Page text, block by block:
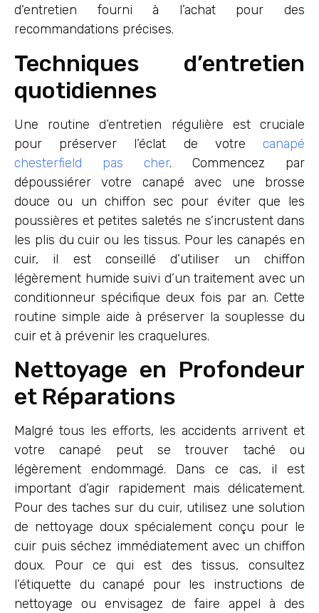
d’entretien fourni à l’achat pour des
recommandations précises.
Techniques d’entretien
quotidiennes
Une routine d’entretien régulière est cruciale
pour préserver l’éclat de votre canapé
chesterfield pas cher. Commencez par
dépoussiérer votre canapé avec une brosse
douce ou un chiffon sec pour éviter que les
poussières et petites saletés ne s’incrustent dans
les plis du cuir ou les tissus. Pour les canapés en
cuir, il est conseillé d’utiliser un chiffon
légèrement humide suivi d’un traitement avec un
conditionneur spécifique deux fois par an. Cette
routine simple aide à préserver la souplesse du
cuir et à prévenir les craquelures.
Nettoyage en Profondeur
et Réparations
Malgré tous les efforts, les accidents arrivent et
votre canapé peut se trouver taché ou
légèrement endommagé. Dans ce cas, il est
important d’agir rapidement mais délicatement.
Pour des taches sur du cuir, utilisez une solution
de nettoyage doux spécialement conçu pour le
cuir puis séchez immédiatement avec un chiffon
doux. Pour ce qui est des tissus, consultez
l’étiquette du canapé pour les instructions de
nettoyage ou envisagez de faire appel à des